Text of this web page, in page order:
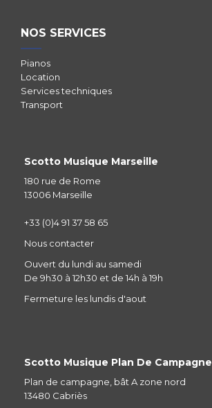
NOS SERVICES
Pianos
Location
Services techniques
Transport
Scotto Musique Marseille
180 rue de Rome
13006 Marseille
+33 (0)4 91 37 58 65
Nous contacter
Ouvert du lundi au samedi
De 9h30 à 12h30 et de 14h à 19h
Fermeture les lundis d'aout
Scotto Musique Plan De Campagne
Plan de campagne, bât A zone nord
13480 Cabriès